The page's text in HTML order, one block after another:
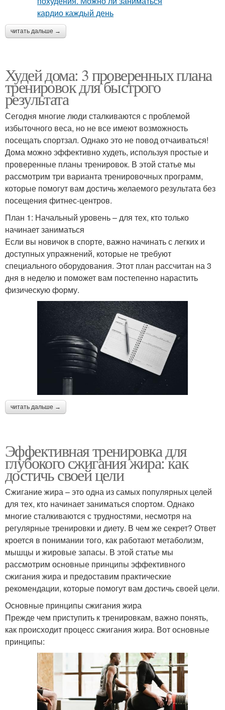
читать дальше →
Худей дома: 3 проверенных плана
тренировок для быстрого
результата
Сегодня многие люди сталкиваются с проблемой
избыточного веса, но не все имеют возможность
посещать спортзал. Однако это не повод отчаиваться!
Дома можно эффективно худеть, используя простые и
проверенные планы тренировок. В этой статье мы
рассмотрим три варианта тренировочных программ,
которые помогут вам достичь желаемого результата без
посещения фитнес-центров.
План 1: Начальный уровень – для тех, кто только
начинает заниматься
Если вы новичок в спорте, важно начинать с легких и
доступных упражнений, которые не требуют
специального оборудования. Этот план рассчитан на 3
дня в неделю и поможет вам постепенно нарастить
физическую форму.
читать дальше →
Эффективная тренировка для
глубокого сжигания жира: как
достичь своей цели
Сжигание жира – это одна из самых популярных целей
для тех, кто начинает заниматься спортом. Однако
многие сталкиваются с трудностями, несмотря на
регулярные тренировки и диету. В чем же секрет? Ответ
кроется в понимании того, как работают метаболизм,
мышцы и жировые запасы. В этой статье мы
рассмотрим основные принципы эффективного
сжигания жира и предоставим практические
рекомендации, которые помогут вам достичь своей цели.
Основные принципы сжигания жира
Прежде чем приступить к тренировкам, важно понять,
как происходит процесс сжигания жира. Вот основные
принципы: